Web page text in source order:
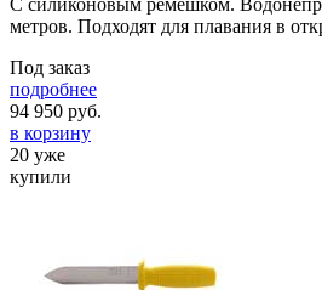
метров. Подходят для плавания в
Под заказ
подробнее
94 950 руб.
в корзину
20 уже
купили